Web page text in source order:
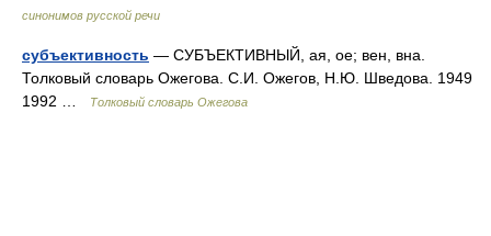
синонимов русской речи
субъективность — СУБЪЕКТИВНЫЙ, ая, ое; вен, вна.
Толковый словарь Ожегова. С.И. Ожегов, Н.Ю. Шведова. 1949
1992 …
Толковый словарь Ожегова